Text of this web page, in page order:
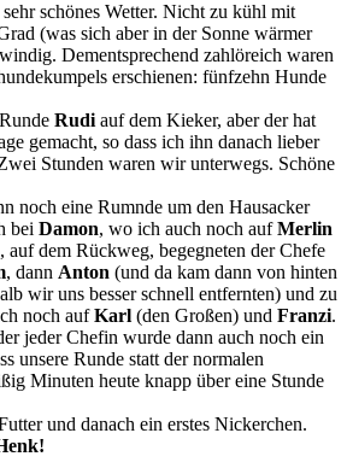
schönes Wetter. Nicht zu kühl mit
(was sich aber in der Sonne wärmer
Dementsprechend zahlöreich waren
erschienen: fünfzehn Hunde
Rudi auf dem Kieker, aber der hat
gemacht, so dass ich ihn danach lieber
Stunden waren wir unterwegs. Schöne
noch eine Rumnde um den Hausacker
bei Damon, wo ich auch noch aufMerlin
dem Rückweg, begegneten der Chefe
, dann Anton (und da kam dann von hinten
wir uns besser schnell entfernten) und zu
noch aufKarl (den Großen) und Franzi.
jeder Chefin wurde dann auch noch ein
unsere Runde statt der normalen
Minuten heute knapp über eine Stunde
und danach ein erstes Nickerchen.